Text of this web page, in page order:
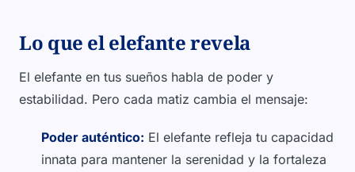
Lo que el elefante revela
El elefante en tus sueños habla de poder y
estabilidad. Pero cada matiz cambia el mensaje:
Poder auténtico: El elefante refleja tu capacidad
innata para mantener la serenidad y la fortaleza